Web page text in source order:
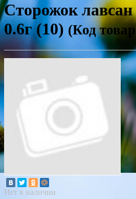
Сторожок лавсан
0.6г (10) (Код
Нет в наличии